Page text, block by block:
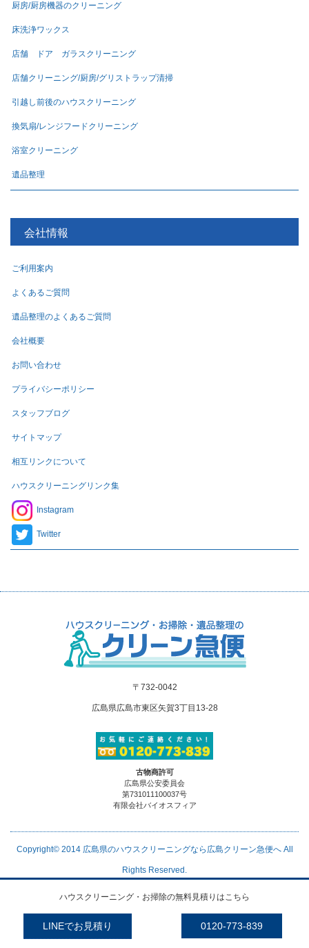
厨房/厨房機器のクリーニング
床洗浄ワックス
店舗 ドア ガラスクリーニング
店舗クリーニング/厨房/グリストラップ清掃
引越し前後のハウスクリーニング
換気扇/レンジフードクリーニング
浴室クリーニング
遺品整理
会社情報
ご利用案内
よくあるご質問
遺品整理のよくあるご質問
会社概要
お問い合わせ
プライバシーポリシー
スタッフブログ
サイトマップ
相互リンクについて
ハウスクリーニングリンク集
Instagram
Twitter
〒732-0042
広島県広島市東区矢賀3丁目13-28
古物商許可
広島県公安委員会
第731011100037号
有限会社バイオスフィア
Copyright© 2014 広島県のハウスクリーニングなら広島クリーン急便へAll
Rights Reserved.
ハウスクリーニング・お掃除の無料見積りはこちら
LINEでお見積り 0120-773-839